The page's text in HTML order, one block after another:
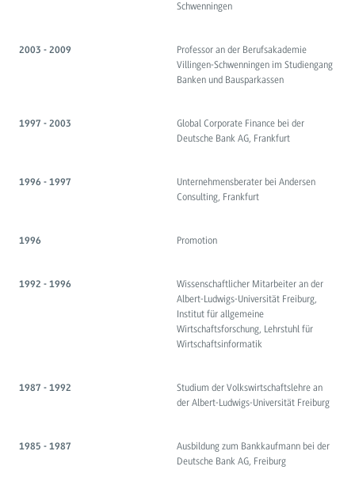
Schwenningen
2003 - 2009
Professor an der Berufsakademie
Villingen-Schwenningen im Studiengang
Banken und Bausparkassen
1997 - 2003
Global Corporate Finance bei der
Deutsche Bank AG, Frankfurt
1996 - 1997
Unternehmensberater bei Andersen
Consulting, Frankfurt
1996 Promotion
1992 - 1996
Wissenschaftlicher Mitarbeiter an der
Albert-Ludwigs-Universität Freiburg,
Institut für allgemeine
Wirtschaftsforschung, Lehrstuhl für
Wirtschaftsinformatik
1987 - 1992
Studium der Volkswirtschaftslehre an
der Albert-Ludwigs-Universität Freiburg
1985 - 1987
Ausbildung zum Bankkaufmann bei der
Deutsche Bank AG, Freiburg